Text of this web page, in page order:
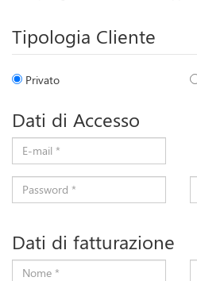
Tipologia Cliente
Privato
Dati di Accesso
E-mail *
Password *
Dati di fatturazione
Nome *